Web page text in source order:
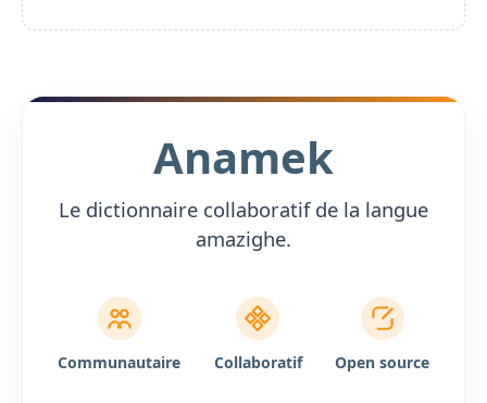
Anamek
Le dictionnaire collaboratif de la langue
amazighe.
Communautaire Collaboratif Open source